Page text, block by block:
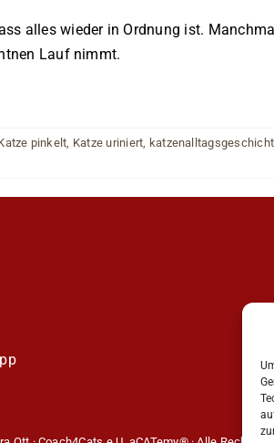
alles wieder in Ordnung ist.
Lauf nimmt.
pinkelt, Katze uriniert,